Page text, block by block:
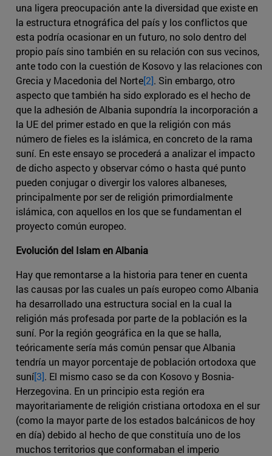
una ligera preocupación ante la diversidad que existe en
la estructura etnográfica del país y los conflictos que
esta podría ocasionar en un futuro, no solo dentro del
propio país sino también en su relación con sus vecinos,
ante todo con la cuestión de Kosovo y las relaciones con
Grecia y Macedonia del Norte[2]. Sin embargo, otro
aspecto que también ha sido explorado es el hecho de
que la adhesión de Albania supondría la incorporación a
la UE del primer estado en que la religión con más
número de fieles es la islámica, en concreto de la rama
suní. En este ensayo se procederá a analizar el impacto
de dicho aspecto y observar cómo o hasta qué punto
pueden conjugar o divergir los valores albaneses,
principalmente por ser de religión primordialmente
islámica, con aquellos en los que se fundamentan el
proyecto común europeo.
Evolución del Islam en Albania
Hay que remontarse a la historia para tener en cuenta
las causas por las cuales un país europeo como Albania
ha desarrollado una estructura social en la cual la
religión más profesada por parte de la población es la
suní. Por la región geográfica en la que se halla,
teóricamente sería más común pensar que Albania
tendría un mayor porcentaje de población ortodoxa que
suní[3]. El mismo caso se da con Kosovo y Bosnia-
Herzegovina. En un principio esta región era
mayoritariamente de religión cristiana ortodoxa en el sur
(como la mayor parte de los estados balcánicos de hoy
en día) debido al hecho de que constituía uno de los
muchos territorios que conformaban el imperio